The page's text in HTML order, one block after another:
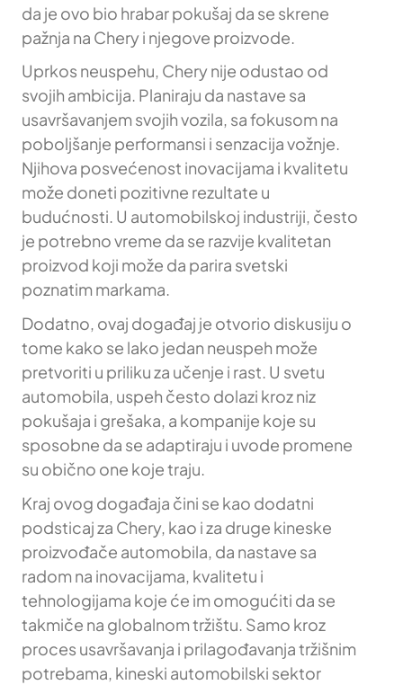
da je ovo bio hrabar pokušaj da se skrene
pažnja na Chery i njegove proizvode.
Uprkos neuspehu, Chery nije odustao od
svojih ambicija. Planiraju da nastave sa
usavršavanjem svojih vozila, sa fokusom na
poboljšanje performansi i senzacija vožnje.
Njihova posvećenost inovacijama i kvalitetu
može doneti pozitivne rezultate u
budućnosti. U automobilskoj industriji, često
je potrebno vreme da se razvije kvalitetan
proizvod koji može da parira svetski
poznatim markama.
Dodatno, ovaj događaj je otvorio diskusiju o
tome kako se lako jedan neuspeh može
pretvoriti u priliku za učenje i rast. U svetu
automobila, uspeh često dolazi kroz niz
pokušaja i grešaka, a kompanije koje su
sposobne da se adaptiraju i uvode promene
su obično one koje traju.
Kraj ovog događaja čini se kao dodatni
podsticaj za Chery, kao i za druge kineske
proizvođače automobila, da nastave sa
radom na inovacijama, kvalitetu i
tehnologijama koje će im omogućiti da se
takmiče na globalnom tržištu. Samo kroz
proces usavršavanja i prilagođavanja tržišnim
potrebama, kineski automobilski sektor